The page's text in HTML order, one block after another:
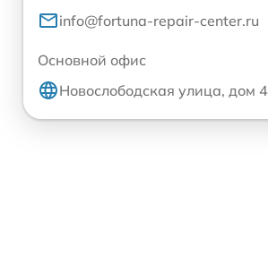
info@fortuna-repair-center.ru
Основной офис
Новослободская улица, дом 4